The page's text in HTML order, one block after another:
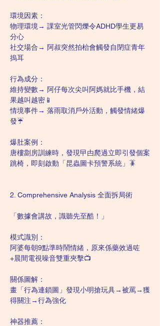
環境因素：
物理環境→ 課室光管閃爍令ADHD學生更易
分心
社交場合→ 阿叔突然拍枱會觸發自閉症青年
摀耳
行為成分：
維持變數→ 阿仔每次尖叫阿媽就比手機，結
果越叫越密📱
情境事件→ 落雨取消戶外活動，觸發情緒爆
發☔
爆肚案例：
唐樓劏房訓練時，發現曱甴爬過立即引發個案
跳椅，即刻啟動「昆蟲圖卡預警系統」🪳
2. Comprehensive Analysis 全面拆局術
「數據會講故，識聽先至酷！」
模式識別：
阿婆每朝9點準時鬧情緒，原來係藥效過咗
+晨間電視噪音雙重夾擊📺
關係圖解：
畫「行為連鎖圖」發現小明搶玩具→被罵→獲
得關注→行為強化
神器推薦：